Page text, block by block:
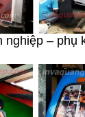
nghiệp – phụ